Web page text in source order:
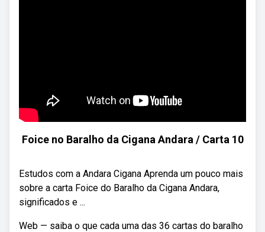
Foice no Baralho da Cigana Andara / Carta 10
Estudos com a Andara Cigana Aprenda um pouco mais
sobre a carta Foice do Baralho da Cigana Andara,
significados e ...
Web — saiba o que cada uma das 36 cartas do baralho